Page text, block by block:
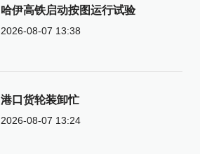
哈伊高铁启动按图运行试验
2026-08-07 13:38
港口货轮装卸忙
2026-08-07 13:24